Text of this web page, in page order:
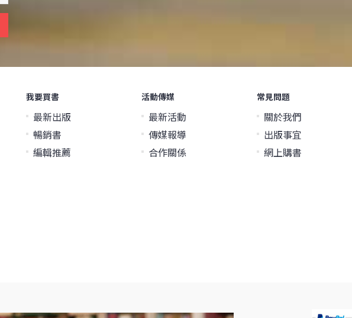
我要買書
最新出版
暢銷書
編輯推薦
活動傳媒
最新活動
傳媒報導
合作關係
常見問題
關於我們
出版事宜
網上購書